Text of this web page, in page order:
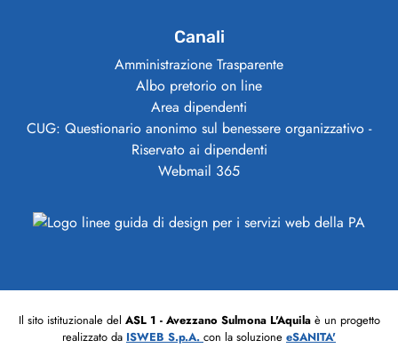
Canali
Amministrazione Trasparente
Albo pretorio on line
Area dipendenti
CUG: Questionario anonimo sul benessere organizzativo -
Riservato ai dipendenti
Webmail 365
Il sito istituzionale del ASL 1 - Avezzano Sulmona L'Aquilaè un progetto
realizzato da ISWEB S.p.A. con la soluzione eSANITA'